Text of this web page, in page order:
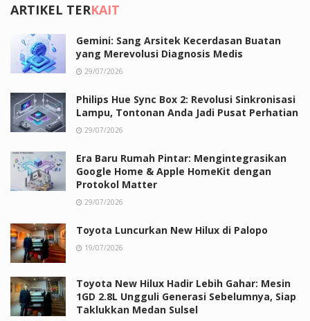
ARTIKEL TERKAIT
Gemini: Sang Arsitek Kecerdasan Buatan
yang Merevolusi Diagnosis Medis
29/07/2026
Philips Hue Sync Box 2: Revolusi Sinkronisasi
Lampu, Tontonan Anda Jadi Pusat Perhatian
29/07/2026
Era Baru Rumah Pintar: Mengintegrasikan
Google Home & Apple HomeKit dengan
Protokol Matter
29/07/2026
Toyota Luncurkan New Hilux di Palopo
19/07/2026
Toyota New Hilux Hadir Lebih Gahar: Mesin
1GD 2.8L Ungguli Generasi Sebelumnya, Siap
Taklukkan Medan Sulsel